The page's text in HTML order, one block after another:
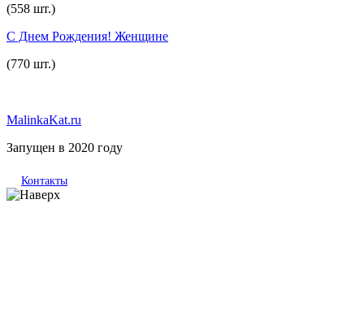
(558 шт.)
С Днем Рождения! Женщине
(770 шт.)
MalinkaKat.ru
Запущен в 2020 году
Контакты